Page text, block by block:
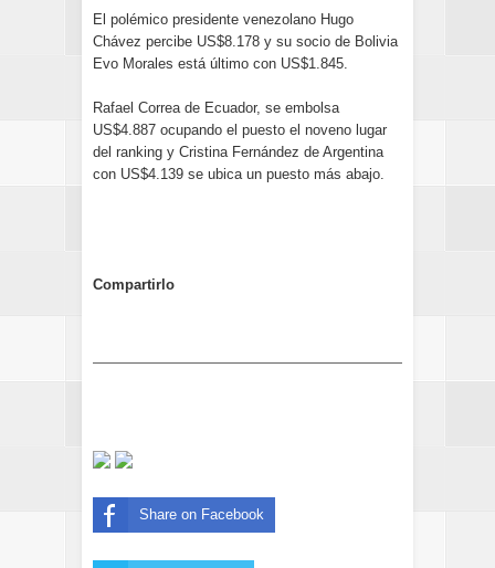
El polémico presidente venezolano Hugo
Chávez percibe US$8.178 y su socio de Bolivia
Evo Morales está último con US$1.845.
Rafael Correa de Ecuador, se embolsa
US$4.887 ocupando el puesto el noveno lugar
del ranking y Cristina Fernández de Argentina
con US$4.139 se ubica un puesto más abajo.
Compartirlo
Share on Facebook